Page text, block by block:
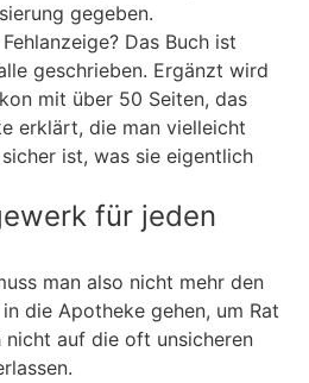
gegeben.
Das Buch ist
geschrieben. Ergänzt wird
mit über 50 Seiten, das
erklärt, die man vielleicht
ist, was sie eigentlich
für jeden
man also nicht mehr den
die Apotheke gehen, um Rat
nicht auf die oft unsicheren